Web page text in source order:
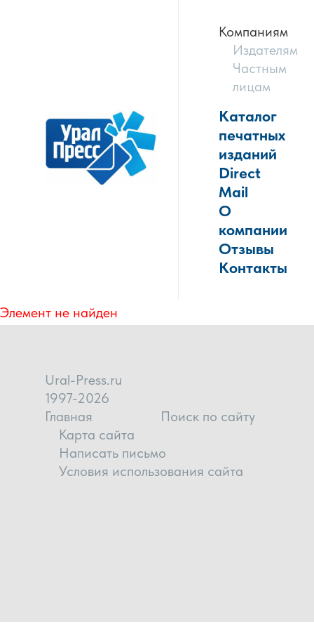
Компаниям
Издателям
Частным
лицам
Каталог
печатных
изданий
Direct
Mail
О
компании
Отзывы
Контакты
Элемент не найден
Ural-Press.ru
1997-2026
Главная
Поиск по сайту
Карта сайта
Написать письмо
Условия использования сайта